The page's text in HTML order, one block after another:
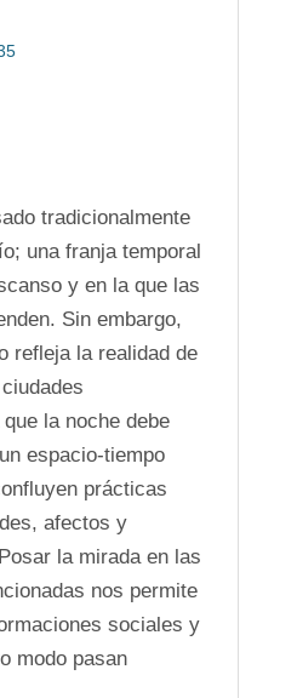
tradicionalmente
una franja temporal
y en la que las
Sin embargo,
refleja la realidad de
la noche debe
espacio-tiempo
prácticas
afectos y
la mirada en las
nos permite
sociales y
modo pasan